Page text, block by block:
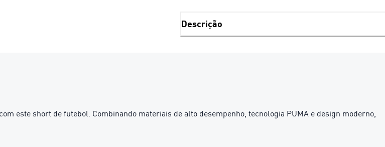
Descrição
este short de futebol. Combinando materiais de alto desempenho, tecnologia PUMA e design moderno,